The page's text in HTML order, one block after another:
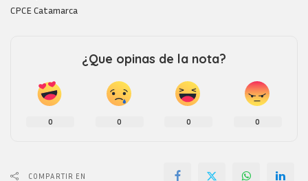
CPCE Catamarca
¿Que opinas de la nota?
0 0 0 0
COMPARTIR EN